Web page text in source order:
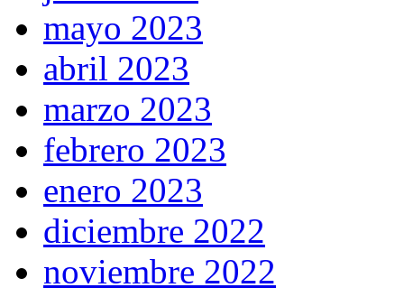
mayo 2023
abril 2023
marzo 2023
febrero 2023
enero 2023
diciembre 2022
noviembre 2022